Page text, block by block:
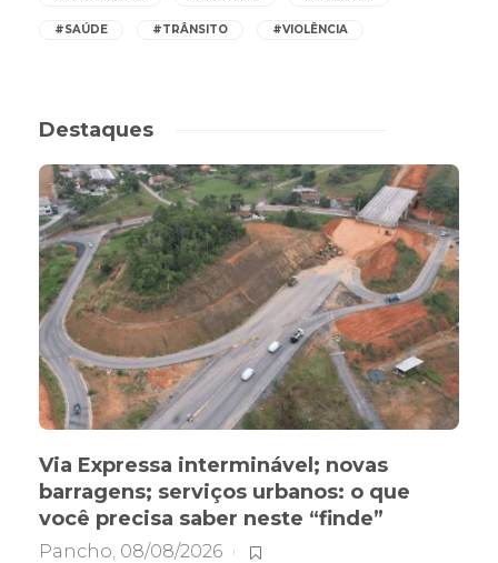
#SAÚDE #TRÂNSITO #VIOLÊNCIA
Destaques
Via Expressa interminável; novas
barragens; serviços urbanos: o que
você precisa saber neste “finde”
Pancho 08/08/2026